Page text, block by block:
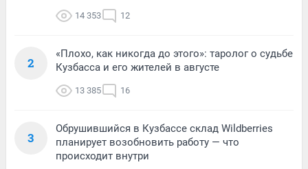
14 353 12
2
«Плохо, как никогда до этого»: таролог о судьбе
Кузбасса и его жителей в августе
13 385 16
3
Обрушившийся в Кузбассе склад Wildberries
планирует возобновить работу — что
происходит внутри